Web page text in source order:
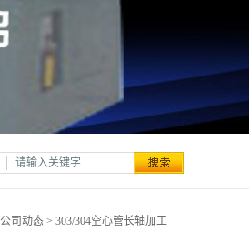
公司动态 > 303/304空心管长轴加工